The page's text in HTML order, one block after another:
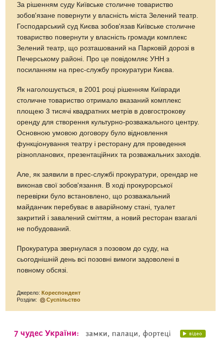
За рішенням суду Київське столичне товариство
зобов'язане повернути у власність міста Зелений театр.
Господарський суд Києва зобов'язав Київське столичне
товариство повернути у власність громади комплекс
Зелений театр, що розташований на Парковій дорозі в
Печерському районі. Про це повідомляє УНН з
посиланням на прес-службу прокуратури Києва.
Як наголошується, в 2001 році рішенням Київради
столичне товариство отримало вказаний комплекс
площею 3 тисячі квадратних метрів в довгострокову
оренду для створення культурно-розважального центру.
Основною умовою договору було відновлення
функціонування театру і ресторану для проведення
різнопланових, презентаційних та розважальних заходів.
Але, як заявили в прес-службі прокуратури, орендар не
виконав свої зобов'язання. В ході прокурорської
перевірки було встановлено, що розважальний
майданчик перебуває в аварійному стані, туалет
закритий і завалений сміттям, а новий ресторан взагалі
не побудований.
Прокуратура звернулася з позовом до суду, на
сьогоднішній день всі позовні вимоги задоволені в
повному обсязі.
Джерело:Кореспондент
Розділи:
Суспільство